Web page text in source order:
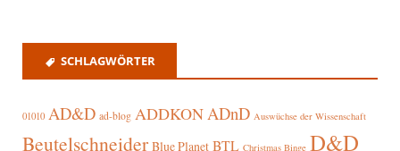
SCHLAGWÖRTER
01010 AD&D ad-blog ADDKONADnD Auswüchse der Wissenschaft
Beutelschneider Blue Planet BTL Christmas Binge D&D